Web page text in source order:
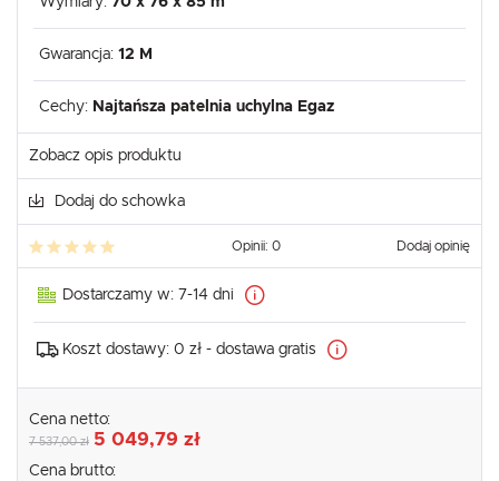
Gwarancja: 12 M
Cechy: Najtańsza patelnia uchylna Egaz
Zobacz opis produktu
Dodaj do schowka
Opinii: 0 Dodaj opinię
Dostarczamy w: 7-14 dni
Koszt dostawy: 0 zł - dostawa gratis
Cena netto:
7 537,00 zł 5 049,79 zł
Cena brutto: